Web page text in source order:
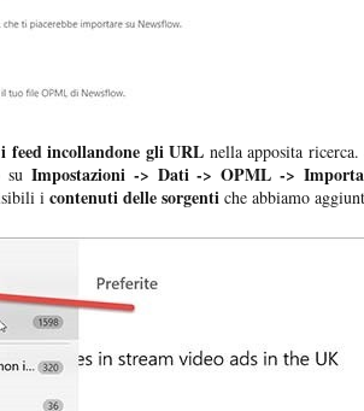
feed incollandone gli URL nella apposita
suImpostazioni -> Dati -> OPML -> Importa
i contenuti delle sorgenti che abbiamo